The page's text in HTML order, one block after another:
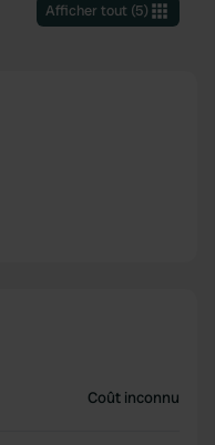
Afficher tout(5)
Coût inconnu